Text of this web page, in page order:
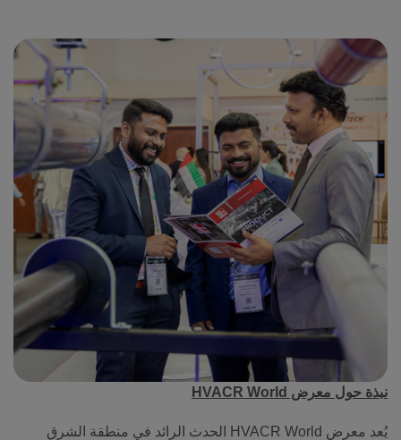
نبذة حول معرض HVACR World
يُعد معرض HVACR World الحدث الرائد في منطقة الشرق